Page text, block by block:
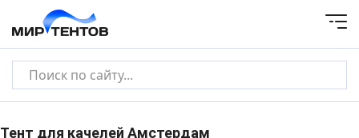
Тент для качелей Амстердам